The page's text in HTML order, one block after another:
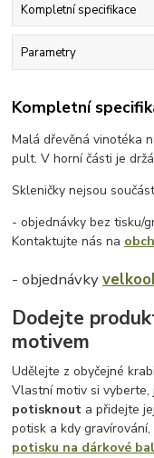
Kompletní specifikace
Parametry
Kompletní
Malá dřevěná vinotéka
pult. V horní části je
Skleničky nejsou
- objednávky bez tisku/
Kontaktujte nás na
- objednávky
Dodejte
motivem
Udělejte z obyčejné
Vlastní motiv si
potisknout a přidejte
potisk a kdy
potisku na dárkové